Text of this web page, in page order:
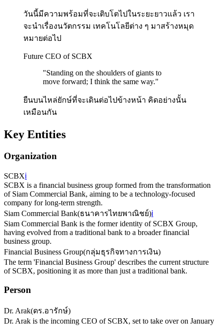
วันนี้มีความพร้อมที่จะเติบโตไปในระยะยาวแล้ว เรา
จะนำเรื่องนวัตกรรม เทคโนโลยีต่าง ๆ มาสร้างหมุด
หมายต่อไป
Future CEO of SCBX
"Standing on the shoulders of giants to
move forward; I think the same way."
ยืนบนไหล่ยักษ์ที่จะเดินต่อไปข้างหน้า คิดอย่างนั้น
เหมือนกัน
Key Entities
Organization
SCBXℹ️
SCBX is a financial business group formed from the transformation
of Siam Commercial Bank, aiming to be a technology-focused
company for long-term strength.
Siam Commercial Bank(ธนาคารไทยพาณิชย์)ℹ️
Siam Commercial Bank is the former identity of SCBX Group,
having evolved from a traditional bank to a broader financial
business group.
Financial Business Group(กลุ่มธุรกิจทางการเงิน)
The term 'Financial Business Group' describes the current structure
of SCBX, positioning it as more than just a traditional bank.
Person
Dr. Arak(ดร.อารักษ์)
Dr. Arak is the incoming CEO of SCBX, set to take over on January